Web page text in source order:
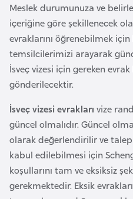
Meslek durumunuza ve
içeriğine göre şekillenecek
evraklarını öğrenebilmek
temsilcilerimizi arayarak
İsveç vizesi için gereken
gönderilecektir.
İsveç vizesi evrakları vize
güncel olmalıdır. Güncel
olarak değerlendirilir ve
kabul edilebilmesi için
koşullarını tam ve eksiksiz
gerekmektedir. Eksik
Ç
a
d
Ç
e
k
C
u
m
h